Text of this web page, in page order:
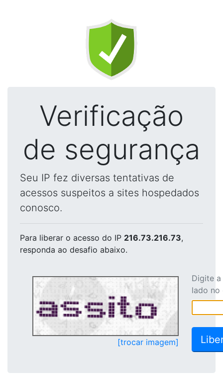
Verificação
de segurança
Seu IP fez diversas tentativas de
acessos suspeitos a sites hospedados
conosco.
Para liberar o acesso do IP 216.73.216.73,
responda ao desafio abaixo.
[trocar imagem]
Digite
lado no